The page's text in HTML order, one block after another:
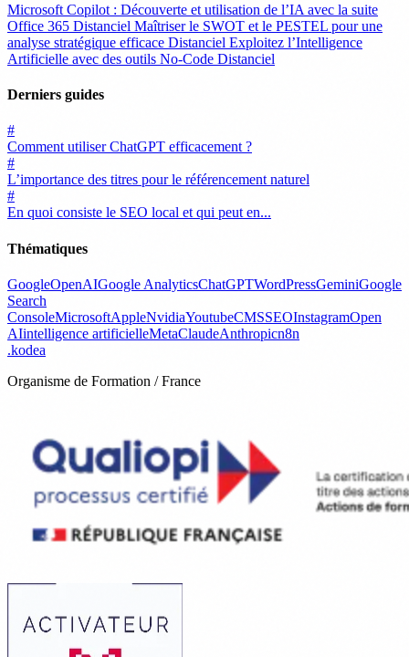
Microsoft Copilot : Découverte et utilisation de l’IA avec la suite
Office 365 Distanciel Maîtriser le SWOT et le PESTEL pour une
analyse stratégique efficace Distanciel Exploitez l’Intelligence
Artificielle avec des outils No-Code Distanciel
Derniers guides
#
Comment utiliser ChatGPT efficacement ?
#
L’importance des titres pour le référencement naturel
#
En quoi consiste le SEO local et qui peut en...
Thématiques
GoogleOpenAIGoogle AnalyticsChatGPTWordPressGeminiGoogle
Search
ConsoleMicrosoftAppleNvidiaYoutubeCMSSEOInstagramOpen
AIintelligence artificielleMetaClaudeAnthropicn8n
.kodea
Organisme de Formation / France